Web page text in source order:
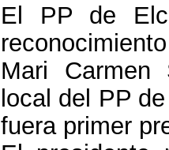
El PP de
Mari Carmen
local del PP
fuera primer